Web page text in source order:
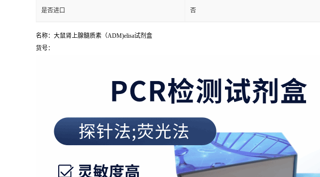
是否进口 否
名称：大鼠肾上腺髓质素（ADM)elisa试剂盒
货号：